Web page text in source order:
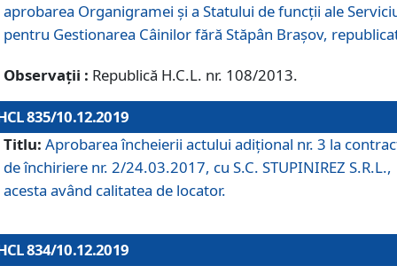
aprobarea Organigramei şi a Statului de funcții ale
pentru Gestionarea Câinilor fără Stăpân Brașov,
Observații : Republică H.C.L. nr. 108/2013.
835/10.12.2019
Titlu: Aprobarea încheierii actului adițional nr. 3 la
de închiriere nr. 2/24.03.2017, cu S.C. STUPINIREZ S.R.L.,
acesta având calitatea de locator.
834/10.12.2019